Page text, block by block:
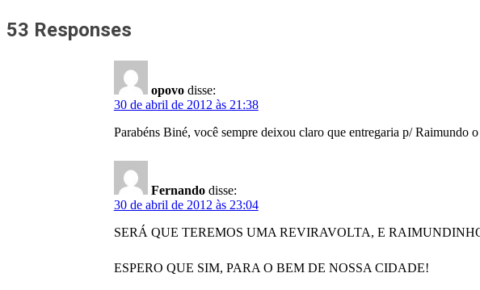
53 Responses
opovo disse:
30 de abril de 2012 às 21:38
Parabéns Biné, você sempre deixou claro que entregaria p/ Raimundo
Fernando disse:
30 de abril de 2012 às 23:04
SERÁ QUE TEREMOS UMA REVIRAVOLTA, E
ESPERO QUE SIM, PARA O BEM DE NOSSA CIDADE!